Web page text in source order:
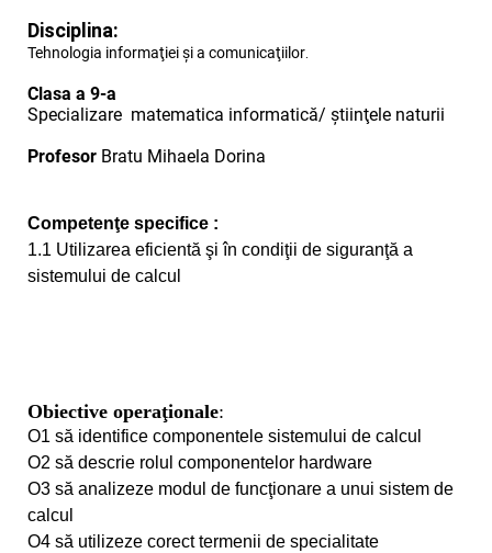
Disciplina:
Tehnologia informaţiei şi a comunicaţiilor.
Clasa a 9-a
Specializare matematica informatică/ ştiinţele naturii
Profesor Bratu Mihaela Dorina
Competenţe specifice :
1.1 Utilizarea eficientă şi în condiţii de siguranţă a
sistemului de calcul
Obiective operaţionale:
O1 să identifice componentele sistemului de calcul
O2 să descrie rolul componentelor hardware
O3 să analizeze modul de funcţionare a unui sistem de
calcul
O4 să utilizeze corect termenii de specialitate